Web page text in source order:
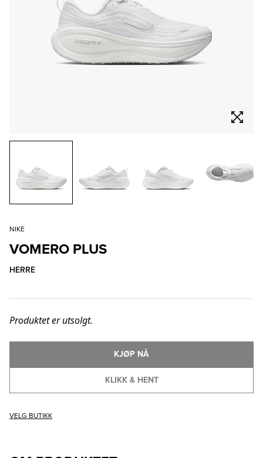
NIKE
VOMERO PLUS
HERRE
Produktet er utsolgt.
KLIKK & HENT
KJØP NÅ
VELG BUTIKK